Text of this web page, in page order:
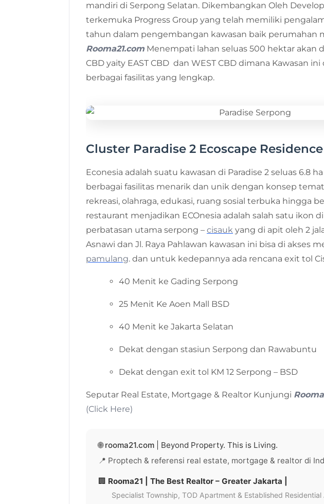
mandiri di Serpong Selatan. Dikembangkan Oleh
terkemuka Progress Group yang telah memiliki
tahun dalam pengembangan kawasan baik perumahan
Rooma21.com Menempati lahan seluas 500 hektar akan
CBD yaity EAST CBD dan WEST CBD dimana Kawasan
berbagai fasilitas yang lengkap.
Cluster Paradise 2 Ecoscape Residence
Econesia adalah suatu kawasan di Paradise 2 seluas 6.8
berbagai fasilitas menarik dan unik dengan konsep
rekreasi, olahraga, edukasi, ruang sosial terbuka hingga
restaurant menjadikan ECOnesia adalah salah satu ikon di
perbatasan utama serpong – cisauk yang di apit oleh 2
Asnawi dan Jl. Raya Pahlawan kawasan ini bisa di akses
pamulang. dan untuk kedepannya ada rencana exit tol
40 Menit ke Gading Serpong
25 Menit Ke Aoen Mall BSD
40 Menit ke Jakarta Selatan
Dekat dengan stasiun Serpong dan Rawabuntu
Dekat dengan exit tol KM 12 Serpong – BSD
Seputar Real Estate, Mortgage & Realtor Kunjungi
(Click Here)
🌐rooma21.com | Beyond Property. This is Living.
📍 Proptech & referensi real estate, mortgage & realtor di
🏢 Rooma21 | The Best Realtor – Greater Jakarta |
Specialist Township, TOD Apartment & Established Residential